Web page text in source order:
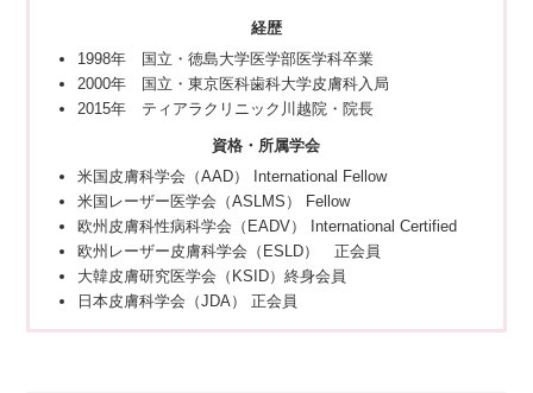
経歴
1998年 国立・徳島大学医学部医学科卒業
2000年 国立・東京医科歯科大学皮膚科入局
2015年 ティアラクリニック川越院・院長
資格・所属学会
米国皮膚科学会（AAD） International Fellow
米国レーザー医学会（ASLMS） Fellow
欧州皮膚科性病科学会（EADV） International Certified
欧州レーザー皮膚科学会（ESLD） 正会員
大韓皮膚研究医学会（KSID）終身会員
日本皮膚科学会（JDA） 正会員